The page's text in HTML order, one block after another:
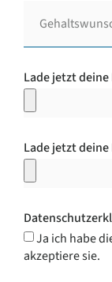
Lade jetzt
Lade jetzt
Ja ich habe
akzeptiere sie.